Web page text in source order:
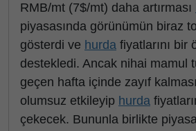
RMB/mt (7$/mt) daha artırması
piyasasında görünümün biraz
gösterdi ve hurda fiyatlarını bir
destekledi. Ancak nihai mamul
geçen hafta içinde zayıf
olumsuz etkileyip hurda
çekecek. Bununla birlikte